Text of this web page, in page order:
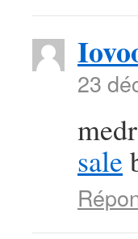
23
sale